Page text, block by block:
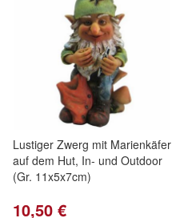
Lustiger Zwerg mit Marienkäfer
auf dem Hut, In- und Outdoor
(Gr. 11x5x7cm)
10,50 €